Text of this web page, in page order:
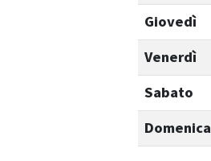
Giovedì
Venerdì
Sabato
Domenica